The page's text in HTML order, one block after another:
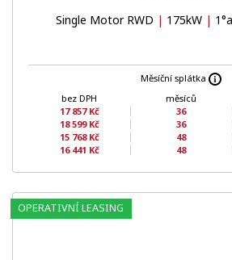
Single Motor RWD | 175kW |
Měsíční splátka
bez DPH
měsíců
17 857 Kč
36
18 599 Kč
36
15 768 Kč
48
16 441 Kč
48
OPERATIVNÍ LEASING